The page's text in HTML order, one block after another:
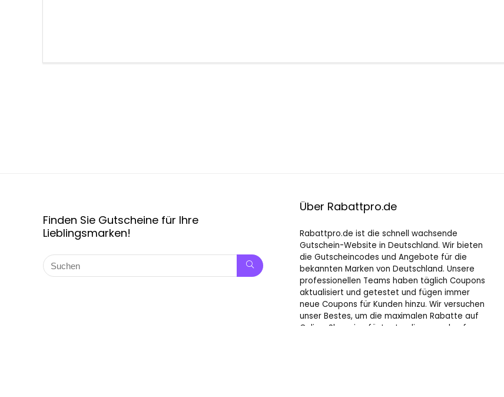
Finden Sie Gutscheine für Ihre
Lieblingsmarken!
Über Rabattpro.de
Rabattpro.de ist die schnell wachsende
Gutschein-Website in Deutschland. Wir bieten
die Gutscheincodes und Angebote für die
bekannten Marken von Deutschland. Unsere
professionellen Teams haben täglich Coupons
aktualisiert und getestet und fügen immer
neue Coupons für Kunden hinzu. Wir versuchen
unser Bestes, um die maximalen Rabatte auf
Online-Shopping für Leute, die gerne kaufen, zu